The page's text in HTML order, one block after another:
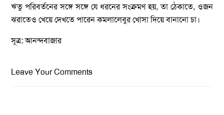
ঋতু পরিবর্তনের সঙ্গে সঙ্গে যে ধরনের সংক্রমণ হয়, তা ঠেকাতে, ওজন
ঝরাতেও খেয়ে দেখতে পারেন কমলালেবুর খোসা দিয়ে বানানো চা।
সূত্র: আনন্দবাজার
Leave Your Comments